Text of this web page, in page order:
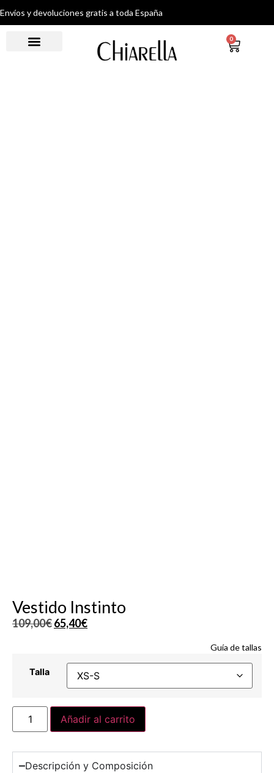
Envíos y devoluciones gratis a toda España
0
Vestido Instinto
109,00€65,40€
Guía de tallas
Talla
Añadir al carrito
Descripción y Composición